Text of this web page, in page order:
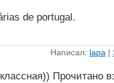
de portugal.
Написал: lapa |
Прочитано